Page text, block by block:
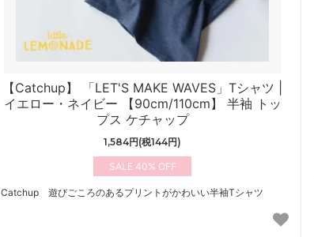
【Catchup】 「LET'S MAKE WAVES」Tシャツ |
イエロー・ネイビー 【90cm/110cm】 半袖 トッ
プス ケチャップ
1,584円(税144円)
40%
Catchup 遊びごころのあるプリントがかわいい半袖Tシャツ